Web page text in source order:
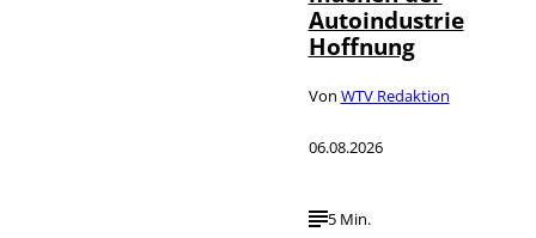
Autoindustrie
Hoffnung
Von WTV Redaktion
06.08.2026
5 Min.